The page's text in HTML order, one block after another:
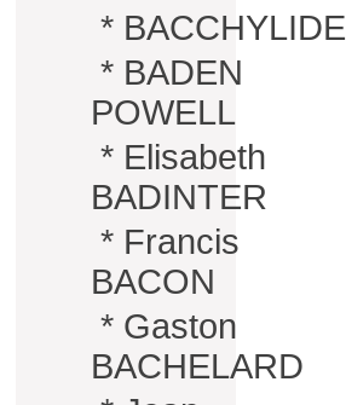
* BACCHYLIDE
* BADEN
POWELL
* Elisabeth
BADINTER
* Francis
BACON
* Gaston
BACHELARD